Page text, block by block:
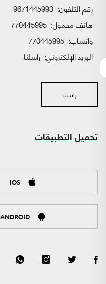
رقم التلفون: 9671445993
هاتف محمول: 770445995
واتساب:
البريد الإلكتروني: راسلنا
راسلنا
تحميل التطبيقات
IOS
ANDROID